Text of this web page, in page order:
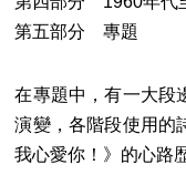
第五部分 專題
在專題中，有一大段
演變，各階段使用的
我心愛你！》的心路